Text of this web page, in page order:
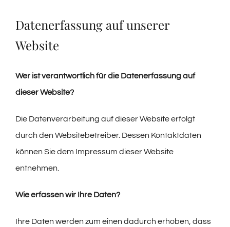
Datenerfassung auf unserer
Website
Wer ist verantwortlich für die Datenerfassung auf
dieser Website?
Die Datenverarbeitung auf dieser Website erfolgt
durch den Websitebetreiber. Dessen Kontaktdaten
können Sie dem Impressum dieser Website
entnehmen.
Wie erfassen wir Ihre Daten?
Ihre Daten werden zum einen dadurch erhoben, dass